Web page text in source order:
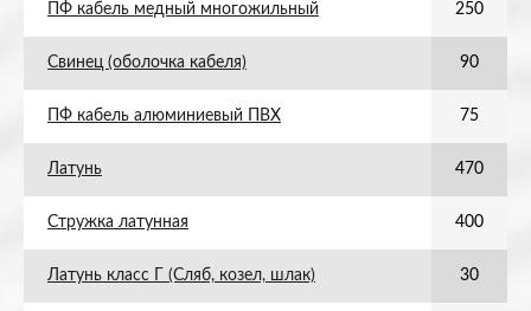
ПФ кабель медный многожильный 250
Свинец (оболочка кабеля) 90
ПФ кабель алюминиевый ПВХ 75
Латунь 470
Стружка латунная 400
Латунь класс Г (Сляб, козел, шлак) 30